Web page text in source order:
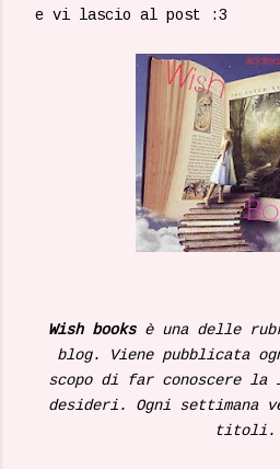
e vi lascio al post :3
Wish books è una delle
blog. Viene pubblicata
scopo di far conoscere
desideri. Ogni settimana
titoli.